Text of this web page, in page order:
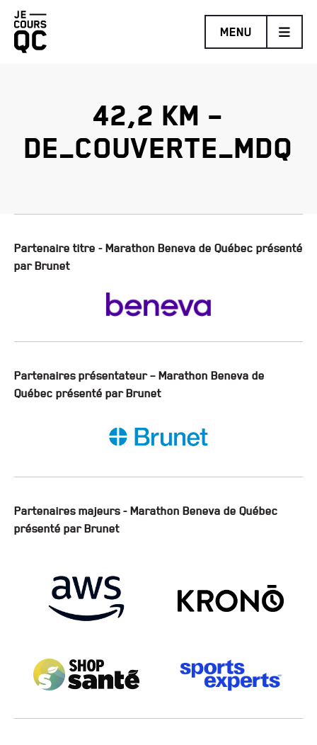
Retourner
à
MENU
DEMI-MARATHON DE LÉVIS PROMUTUEL ASSURANCE
42,2 KM –
DE_COUVERTE_MDQ
Partenaire titre - Marathon Beneva de Québec présenté
par Brunet
Partenaires présentateur – Marathon Beneva de
Québec présenté par Brunet
Partenaires majeurs - Marathon Beneva de Québec
présenté par Brunet